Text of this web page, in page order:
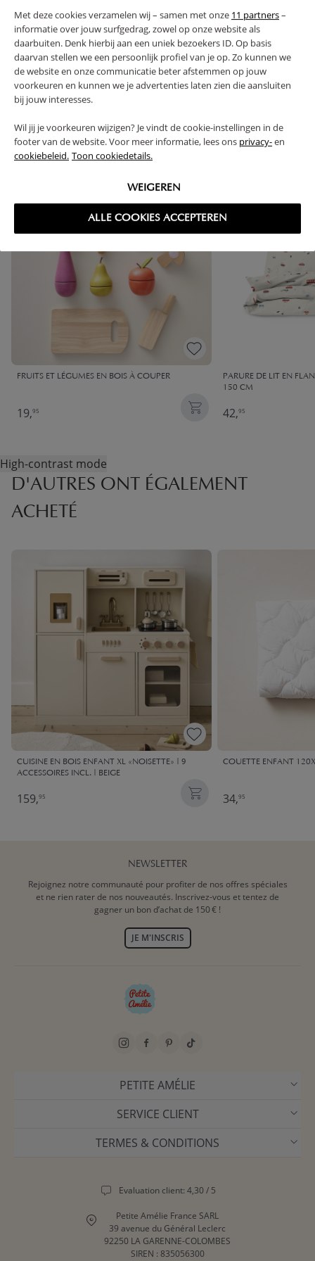
Met deze cookies verzamelen wij – samen met onze 11 partners–
informatie over jouw surfgedrag, zowel op onze website als
daarbuiten. Denk hierbij aan een uniek bezoekers ID. Op basis
daarvan stellen we een persoonlijk profiel van je op. Zo kunnen we
de website en onze communicatie beter afstemmen op jouw
voorkeuren en kunnen we je advertenties laten zien die aansluiten
bij jouw interesses.
Wil jij je voorkeuren wijzigen? Je vindt de cookie-instellingen in de
footer van de website. Voor meer informatie, lees ons privacy-en
cookiebeleid. Toon cookiedetails.
WEIGEREN
ALLE COOKIES ACCEPTEREN
RETOURS
High-contrast mode
SOUVENT ACHETÉS ENSEMBLE
FRUITS ET LÉGUMES EN BOIS À COUPER
19,95
PARURE DE LIT EN
150 CM
42,95
High-contrast mode
D'AUTRES ONT ÉGALEMENT
ACHETÉ
CUISINE EN BOIS ENFANT XL «NOISETTE» | 9
ACCESSOIRES INCL. | BEIGE
159,95
COUETTE ENFANT
34,95
NEWSLETTER
Rejoignez notre communauté pour profiter de nos offres spéciales
et ne rien rater de nos nouveautés. Inscrivez-vous et tentez de
gagner un bon d’achat de 150 € !
JE M'INSCRIS
PETITE AMÉLIE
SERVICE CLIENT
TERMES & CONDITIONS
Evaluation client: 4,30 / 5
Petite Amélie France SARL
39 avenue du Général Leclerc
92250 LA GARENNE-COLOMBES
SIREN : 835056300